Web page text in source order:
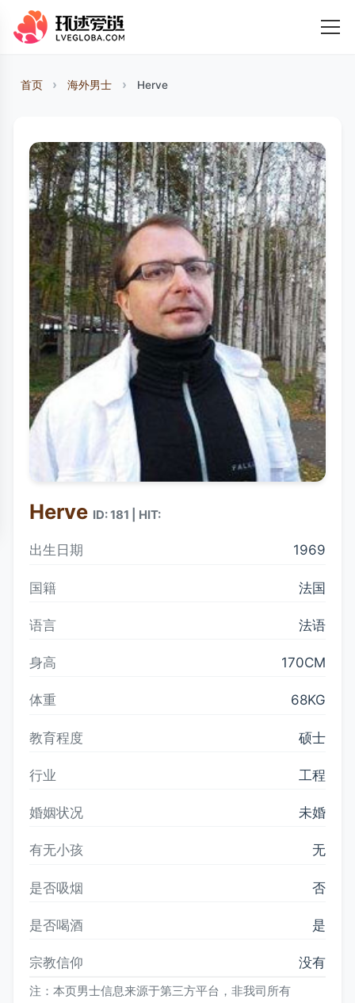
首页 海外男士 Herve
Herve ID: 181 | HIT:
出生日期 1969
国籍 法国
语言 法语
身高 170CM
体重 68KG
教育程度 硕士
行业 工程
婚姻状况 未婚
有无小孩 无
是否吸烟 否
是否喝酒 是
宗教信仰 没有
注：本页男士信息来源于第三方平台，非我司所有